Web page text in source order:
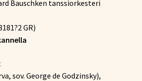
Bauschken tanssiorkesteri
GR)
sov. George de Godzinsky),